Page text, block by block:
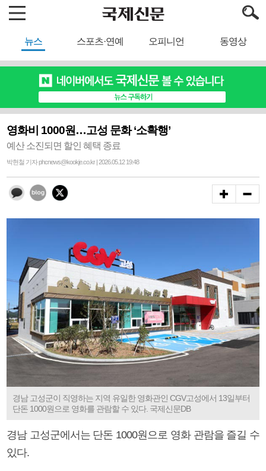
뉴스 스포츠·연예 오피니언 동영상
영화비 1000원…고성 문화 ‘소확행’
예산 소진되면 할인 혜택 종료
박현철 기자 phcnews@kookje.co.kr | 2026.05.12 19:48
경남 고성군이 직영하는 지역 유일한 영화관인 CGV고성에서 13일부터
단돈 1000원으로 영화를 관람할 수 있다. 국제신문DB
경남 고성군에서는 단돈 1000원으로 영화 관람을 즐길 수
있다.